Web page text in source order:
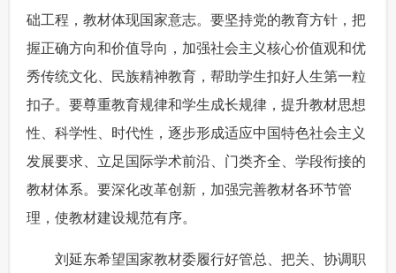
础工程，教材体现国家意志。要坚持党的教育方针，把
握正确方向和价值导向，加强社会主义核心价值观和优
秀传统文化、民族精神教育，帮助学生扣好人生第一粒
扣子。要尊重教育规律和学生成长规律，提升教材思想
性、科学性、时代性，逐步形成适应中国特色社会主义
发展要求、立足国际学术前沿、门类齐全、学段衔接的
教材体系。要深化改革创新，加强完善教材各环节管
理，使教材建设规范有序。
刘延东希望国家教材委履行好管总、把关、协调职